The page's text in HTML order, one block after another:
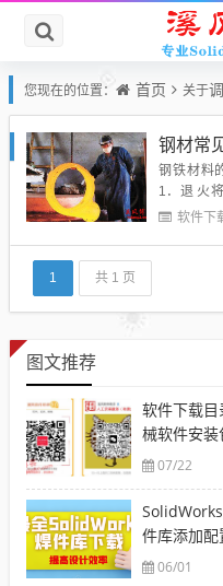
您现在的位置： 首页 关于
钢铁材料
1．退 火
后缓慢冷
软件下
1 共 1 页
图文推荐
软件下载
械软件安
07/22
件库添加
06/01